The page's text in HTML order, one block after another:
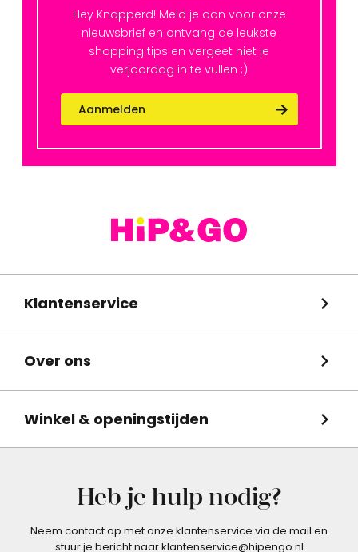
Hey Knapperd! Meld je aan voor onze
nieuwsbrief en ontvang de leukste
shopping tips en vergeet niet je
verjaardag in te vullen ;)
Aanmelden
Klantenservice
Over ons
Winkel & openingstijden
Heb je hulp nodig?
Neem contact op met onze klantenservice via de mail en
stuur je bericht naar klantenservice@hipengo.nl